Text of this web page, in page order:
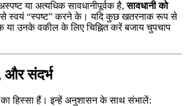
या अत्यधिक सावधानीपूर्वक है,सावधानी को
स्वयं “स्पष्ट” करने के। यदि कुछ खतरनाक रूप से
या उनके वकील के लिए चिह्नित करें बजाय चुपचाप
और संदर्भ
का हिस्सा हैं। इन्हें अनुशासन के साथ संभालें: